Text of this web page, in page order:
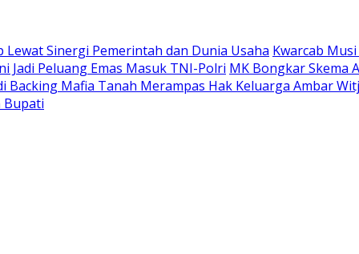
Sinergi Pemerintah dan Dunia Usaha Kwarcab
Jadi Peluang Emas Masuk TNI-Polri MK Bongkar Skema
Backing Mafia Tanah Merampas Hak Keluarga Ambar
Bupati